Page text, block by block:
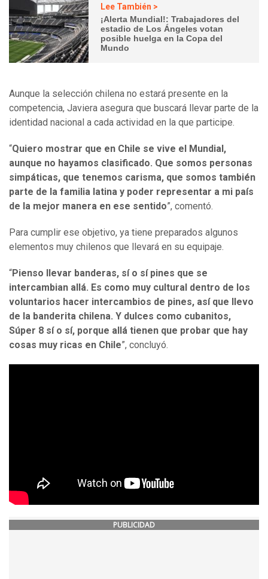
Lee También >
¡Alerta Mundial!: Trabajadores del
estadio de Los Ángeles votan
posible huelga en la Copa del
Mundo
Aunque la selección chilena no estará presente en la
competencia, Javiera asegura que buscará llevar parte de la
identidad nacional a cada actividad en la que participe.
“Quiero mostrar que en Chile se vive el Mundial,
aunque no hayamos clasificado. Que somos personas
simpáticas, que tenemos carisma, que somos también
parte de la familia latina y poder representar a mi país
de la mejor manera en ese sentido”, comentó.
Para cumplir ese objetivo, ya tiene preparados algunos
elementos muy chilenos que llevará en su equipaje.
“Pienso llevar banderas, sí o sí pines que se
intercambian allá. Es como muy cultural dentro de los
voluntarios hacer intercambios de pines, así que llevo
de la banderita chilena. Y dulces como cubanitos,
Súper 8 sí o sí, porque allá tienen que probar que hay
cosas muy ricas en Chile”, concluyó.
PUBLICIDAD